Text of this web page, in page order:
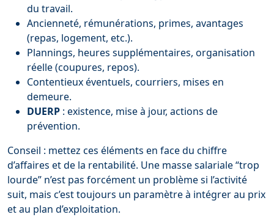
du travail.
Ancienneté, rémunérations, primes, avantages
(repas, logement, etc.).
Plannings, heures supplémentaires, organisation
réelle (coupures, repos).
Contentieux éventuels, courriers, mises en
demeure.
DUERP : existence, mise à jour, actions de
prévention.
Conseil : mettez ces éléments en face du chiffre
d’affaires et de la rentabilité. Une masse salariale “trop
lourde” n’est pas forcément un problème si l’activité
suit, mais c’est toujours un paramètre à intégrer au prix
et au plan d’exploitation.